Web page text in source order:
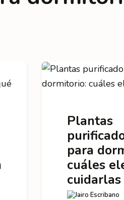
Plantas
para
cuáles
cuidarlas